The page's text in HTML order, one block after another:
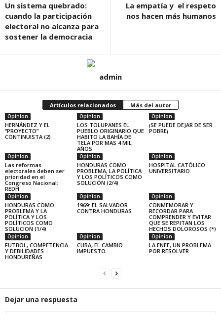
Un sistema quebrado:
cuando la participación
electoral no alcanza para
sostener la democracia
La empatía y el respeto
nos hacen más humanos
admin
Artículos relacionados Más del autor
Opinion
HERNÁNDEZ Y EL
“PROYECTO”
CONTINUISTA (2)
Opinion
LOS TOLUPANES EL
PUEBLO ORIGINARIO QUE
HABITO LA BAHÍA DE
TELA POR MAS 4 MIL
AÑOS
Opinion
¡SE PUEDE DEJAR DE SER
POBRE¡
Opinion
Las reformas
electorales deben ser
prioridad en el
Congreso Nacional:
REDH
Opinion
HONDURAS COMO
PROBLEMA, LA POLÍTICA
Y LOS POLÍTICOS COMO
SOLUCIÓN (2/4)
Opinion
HOSPITAL CATÓLICO
UNIVERSITARIO
Opinion
HONDURAS COMO
PROBLEMA Y LA
POLÍTICA Y LOS
POLÍTICOS COMO
SOLUCION (1/4)
Opinion
1969: EL SALVADOR
CONTRA HONDURAS
Opinion
CONMEMORAR Y
RECORDAR PARA
COMPRENDER Y EVITAR
QUE SE REPITAN LOS
HECHOS DOLOROSOS (*)
Opinion
FUTBOL, COMPETENCIA
Y DEBILIDADES
HONDUREÑAS
Opinion
CUBA, EL CAMBIO
IMPUESTO
Opinion
LA ENEE, UN PROBLEMA
POR RESOLVER
Dejar una respuesta